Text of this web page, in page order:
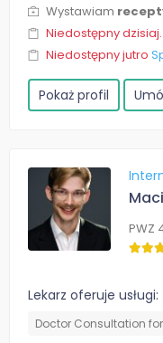
Wystawiam
Niedostępny dzisiaj.
Niedostępny jutro
Pokaż profil
PWZ
Lekarz oferuje usługi:
Doctor Consultation